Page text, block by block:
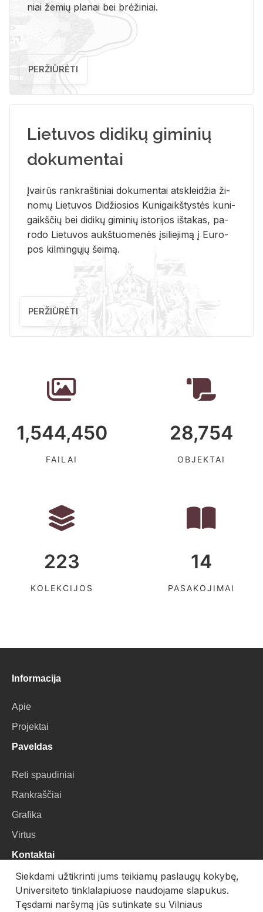
niai že­mių pla­nai bei brė­ži­niai.
PERŽIŪRĖTI
Lietuvos didikų giminių
dokumentai
Įvai­rūs rank­raš­ti­niai do­ku­men­tai at­sklei­džia ži­
no­mų Lie­tu­vos Di­džio­sios Ku­ni­gaikš­tys­tės ku­ni­
gaikš­čių bei di­di­kų gi­mi­nių is­to­ri­jos iš­ta­kas, pa­
ro­do Lie­tu­vos aukš­tuo­me­nės įsi­lie­ji­mą į Eu­ro­
pos kil­min­gų­jų šei­mą.
PERŽIŪRĖTI
1,544,450
FAILAI
28,754
OBJEKTAI
223
KOLEKCIJOS
14
PASAKOJIMAI
Informacija
Apie
Projektai
Paveldas
Reti spaudiniai
Rankraščiai
Grafika
Virtus
Kontaktai
VU Biblioteka
Universiteto g. 3, LT-01122, Vilnius
Siekdami užtikrinti jums teikiamų paslaugų kokybę,
Universiteto tinklalapiuose naudojame slapukus.
Tęsdami naršymą jūs sutinkate su Vilniaus